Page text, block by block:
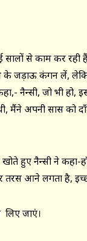
काम कर रही हैं।
के जड़ाऊ कंगन लें,
नैन्सी, जो भी
अपनी सास को
नैन्सी ने कहा-हाँ
आने लगता है,
जाएं।